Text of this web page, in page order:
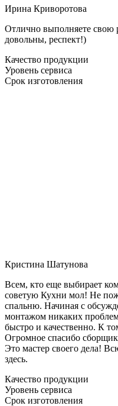
Ирина Криворотова
Отлично выполняете свою
довольны, респект!)
Качество продукции
Уровень сервиса
Срок изготовления
Кристина Шатунова
Всем, кто еще выбирает
советую Кухни мол! Не
спальню. Начиная с
монтажом никаких
быстро и качественно. К
Огромное спасибо
Это мастер своего дела!
здесь.
Качество продукции
Уровень сервиса
Срок изготовления